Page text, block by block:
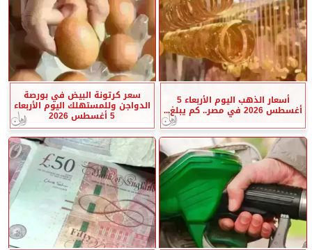
أسعار الذهب اليوم الأربعاء 5
أغسطس 2026 في مصر.. كم يبلغ...
سعر كرتونة البيض في بورصة
الدواجن وللمستهلك اليوم الأربعاء
5 أغسطس 2026